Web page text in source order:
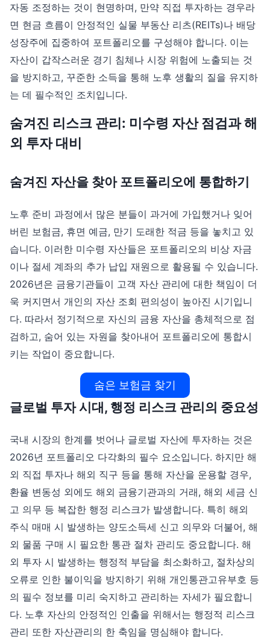
자동 조정하는 것이 현명하며, 만약 직접 투자하는 경우라
면 현금 흐름이 안정적인 실물 부동산 리츠(REITs)나 배당
성장주에 집중하여 포트폴리오를 구성해야 합니다. 이는
자산이 갑작스러운 경기 침체나 시장 위험에 노출되는 것
을 방지하고, 꾸준한 소득을 통해 노후 생활의 질을 유지하
는 데 필수적인 조치입니다.
숨겨진 리스크 관리: 미수령 자산 점검과 해
외 투자 대비
숨겨진 자산을 찾아 포트폴리오에 통합하기
노후 준비 과정에서 많은 분들이 과거에 가입했거나 잊어
버린 보험금, 휴면 예금, 만기 도래한 적금 등을 놓치고 있
습니다. 이러한 미수령 자산들은 포트폴리오의 비상 자금
이나 절세 계좌의 추가 납입 재원으로 활용될 수 있습니다.
2026년은 금융기관들이 고객 자산 관리에 대한 책임이 더
욱 커지면서 개인의 자산 조회 편의성이 높아진 시기입니
다. 따라서 정기적으로 자신의 금융 자산을 총체적으로 점
검하고, 숨어 있는 자원을 찾아내어 포트폴리오에 통합시
키는 작업이 중요합니다.
숨은 보험금 찾기
글로벌 투자 시대, 행정 리스크 관리의 중요성
국내 시장의 한계를 벗어나 글로벌 자산에 투자하는 것은
2026년 포트폴리오 다각화의 필수 요소입니다. 하지만 해
외 직접 투자나 해외 직구 등을 통해 자산을 운용할 경우,
환율 변동성 외에도 해외 금융기관과의 거래, 해외 세금 신
고 의무 등 복잡한 행정 리스크가 발생합니다. 특히 해외
주식 매매 시 발생하는 양도소득세 신고 의무와 더불어, 해
외 물품 구매 시 필요한 통관 절차 관리도 중요합니다. 해
외 투자 시 발생하는 행정적 부담을 최소화하고, 절차상의
오류로 인한 불이익을 방지하기 위해 개인통관고유부호 등
의 필수 정보를 미리 숙지하고 관리하는 자세가 필요합니
다. 노후 자산의 안정적인 인출을 위해서는 행정적 리스크
관리 또한 자산관리의 한 축임을 명심해야 합니다.